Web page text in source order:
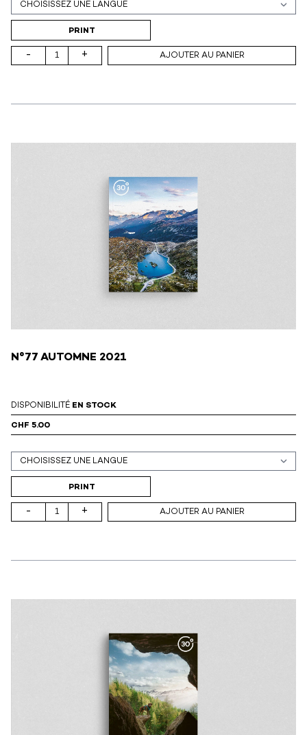
Support (print ou digital)
PRINT
- + AJOUTER AU PANIER
N°77 AUTOMNE 2021
DISPONIBILITÉ EN STOCK
CHF 5.00
Support (print ou digital)
PRINT
- + AJOUTER AU PANIER